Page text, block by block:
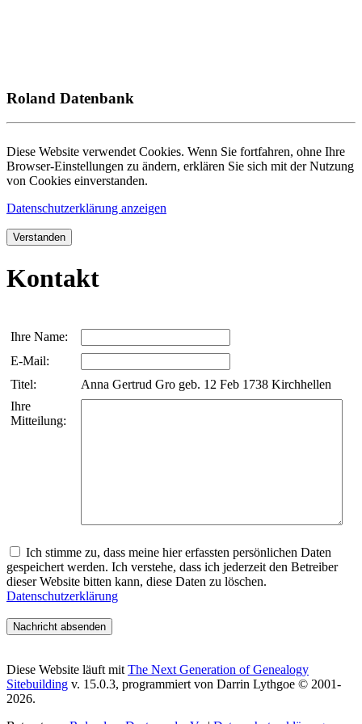
Roland Datenbank
Diese Website verwendet Cookies. Wenn Sie fortfahren, ohne Ihre
Browser-Einstellungen zu ändern, erklären Sie sich mit der Nutzung
von Cookies einverstanden.
Datenschutzerklärung anzeigen
Verstanden
Kontakt
Ihre Name:
E-Mail:
Titel:
Anna Gertrud Gro geb. 12 Feb 1738 Kirchhellen
Ihre
Mitteilung:
Ich stimme zu, dass meine hier erfassten persönlichen Daten
gespeichert werden. Ich verstehe, dass ich jederzeit den Betreiber
dieser Website bitten kann, diese Daten zu löschen.
Datenschutzerklärung
Diese Website läuft mit The Next Generation of Genealogy
Sitebuilding v. 15.0.3, programmiert von Darrin Lythgoe © 2001-
2026.